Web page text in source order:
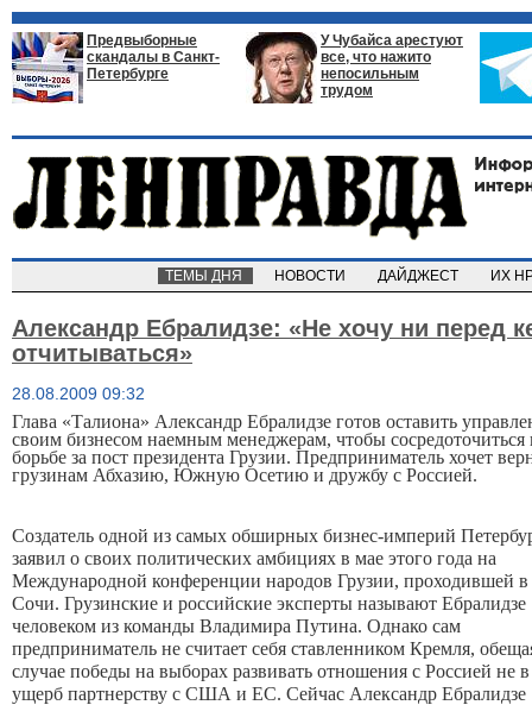
Предвыборные
скандалы в Санкт-
Петербурге
У Чубайса арестуют
все, что нажито
непосильным
трудом
ТЕМЫ ДНЯ НОВОСТИ ДАЙДЖЕСТ ИХ
Александр Ебралидзе: «Не хочу ни перед
отчитываться»
28.08.2009 09:32
Глава «Талиона» Александр Ебралидзе готов оставить
своим бизнесом наемным менеджерам, чтобы сосредоточиться
борьбе за пост президента Грузии. Предприниматель хочет
грузинам Абхазию, Южную Осетию и дружбу с Россией.
Создатель одной из самых обширных бизнес-империй
заявил о своих политических амбициях в мае этого года на
Международной конференции народов Грузии, проходившей в
Сочи. Грузинские и российские эксперты называют Ебралидзе
человеком из команды Владимира Путина. Однако сам
предприниматель не считает себя ставленником Кремля,
случае победы на выборах развивать отношения с Россией не в
ущерб партнерству с США и ЕС. Сейчас Александр Ебралидзе